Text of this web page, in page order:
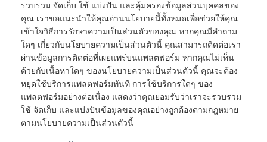
รวบรวม จัดเก็บ ใช้ แบ่งปัน และคุ้มครองข้อมูลส่วนบุคคลของ
คุณ เราขอแนะนำให้คุณอ่านนโยบายนี้ทั้งหมดเพื่อช่วยให้คุณ
เข้าใจวิธีการรักษาความเป็นส่วนตัวของคุณ หากคุณมีคำถาม
ใดๆ เกี่ยวกับนโยบายความเป็นส่วนตัวนี้ คุณสามารถติดต่อเรา
ผ่านข้อมูลการติดต่อที่เผยแพร่บนแพลตฟอร์ม หากคุณไม่เห็น
ด้วยกับเนื้อหาใดๆ ของนโยบายความเป็นส่วนตัวนี้ คุณจะต้อง
หยุดใช้บริการแพลตฟอร์มทันที การใช้บริการใดๆ ของ
แพลตฟอร์มอย่างต่อเนื่อง แสดงว่าคุณยอมรับว่าเราจะรวบรวม
ใช้ จัดเก็บ และแบ่งปันข้อมูลของคุณอย่างถูกต้องตามกฎหมาย
ตามนโยบายความเป็นส่วนตัวนี้